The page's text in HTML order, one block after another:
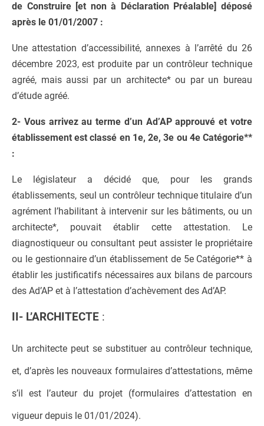
de Construire [et non à Déclaration Préalable] déposé
après le 01/01/2007 :
Une attestation d’accessibilité, annexes à l’arrêté du 26
décembre 2023, est produite par un contrôleur technique
agréé, mais aussi par un architecte* ou par un bureau
d’étude agréé.
2- Vous arrivez au terme d’un Ad’AP approuvé et votre
établissement est classé en 1e, 2e, 3e ou 4e Catégorie**
:
Le législateur a décidé que, pour les grands
établissements, seul un contrôleur technique titulaire d’un
agrément l’habilitant à intervenir sur les bâtiments, ou un
architecte*, pouvait établir cette attestation. Le
diagnostiqueur ou consultant peut assister le propriétaire
ou le gestionnaire d’un établissement de 5e Catégorie** à
établir les justificatifs nécessaires aux bilans de parcours
des Ad’AP et à l’attestation d’achèvement des Ad’AP.
II- L’ARCHITECTE :
Un architecte peut se substituer au contrôleur technique,
et, d’après les nouveaux formulaires d’attestations, même
s’il est l’auteur du projet (formulaires d’attestation en
vigueur depuis le 01/01/2024).